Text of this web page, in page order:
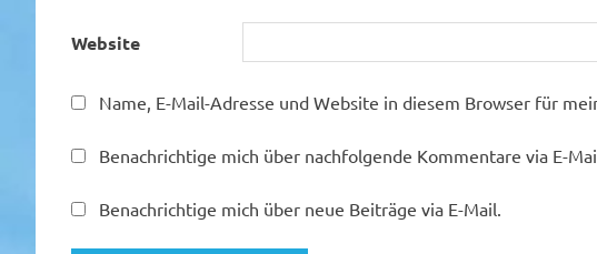
Website
Name, E-Mail-Adresse und Website in diesem Browser für
Benachrichtige mich über nachfolgende Kommentare via E-
Benachrichtige mich über neue Beiträge via E-Mail.